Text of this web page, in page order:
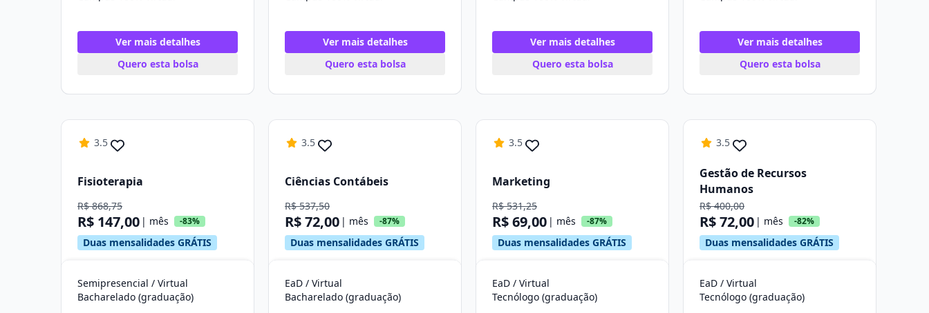
Ver mais detalhes
Quero esta bolsa
Ver mais detalhes
Quero esta bolsa
Ver mais detalhes
Quero esta bolsa
Ver mais detalhes
Quero esta bolsa
3.5
Fisioterapia
R$ 868,75
R$ 147,00 | mês -83%
Duas mensalidades GRÁTIS
Semipresencial / Virtual
Bacharelado (graduação)
3.5
Ciências Contábeis
R$ 537,50
R$ 72,00 | mês -87%
Duas mensalidades GRÁTIS
EaD / Virtual
Bacharelado (graduação)
3.5
Marketing
R$ 531,25
R$ 69,00 | mês -87%
Duas mensalidades GRÁTIS
EaD / Virtual
Tecnólogo (graduação)
3.5
Gestão de Recursos
Humanos
R$ 400,00
R$ 72,00 | mês -82%
Duas mensalidades GRÁTIS
EaD / Virtual
Tecnólogo (graduação)